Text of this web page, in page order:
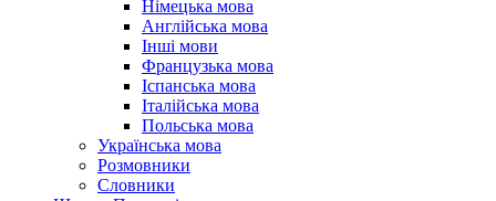
Німецька мова
Англійська мова
Інші мови
Французька мова
Іспанська мова
Італійська мова
Польська мова
Українська мова
Розмовники
Словники